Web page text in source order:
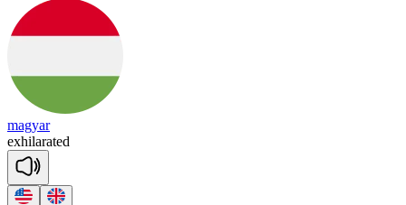
magyar
exhilarated